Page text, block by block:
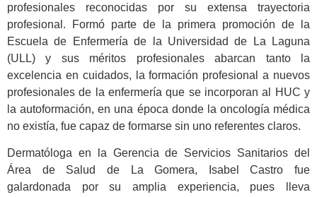
profesionales reconocidas por su extensa trayectoria
profesional. Formó parte de la primera promoción de la
Escuela de Enfermería de la Universidad de La Laguna
(ULL) y sus méritos profesionales abarcan tanto la
excelencia en cuidados, la formación profesional a nuevos
profesionales de la enfermería que se incorporan al HUC y
la autoformación, en una época donde la oncología médica
no existía, fue capaz de formarse sin uno referentes claros.
Dermatóloga en la Gerencia de Servicios Sanitarios del
Área de Salud de La Gomera, Isabel Castro fue
galardonada por su amplia experiencia, pues lleva